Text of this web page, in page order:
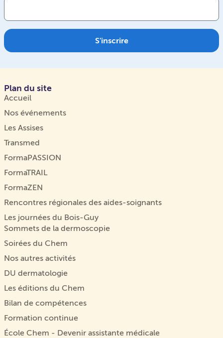
S'inscrire
Plan du site
Accueil
Nos événements
Les Assises
Transmed
FormaPASSION
FormaTRAIL
FormaZEN
Rencontres régionales des aides-soignants
Les journées du Bois-Guy
Sommets de la dermoscopie
Soirées du Chem
Nos autres activités
DU dermatologie
Les éditions du Chem
Bilan de compétences
Formation continue
École Chem - Devenir assistante médicale